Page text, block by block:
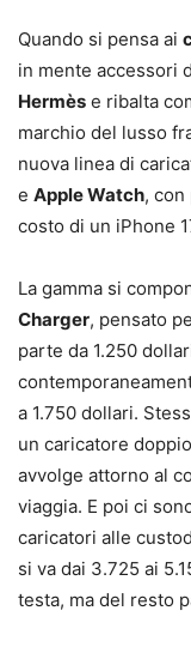
Quando si pensa ai
in mente accessori
Hermès e ribalta
marchio del lusso
nuova linea di
e Apple Watch,
costo di un iPhone
La gamma si
Charger, pensato
parte da 1.250
a 1.750 dollari.
un caricatore
avvolge attorno al
viaggia. E poi ci
caricatori alle
si va dai 3.725 ai
testa, ma del resto